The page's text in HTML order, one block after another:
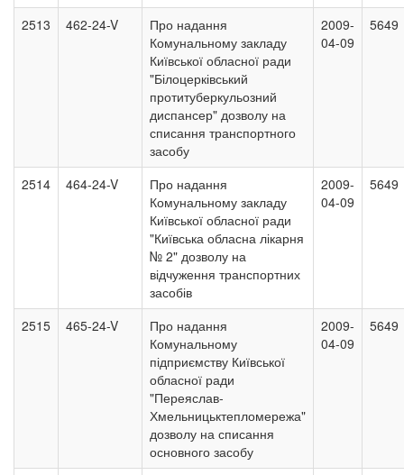
2513 462-24-V
Про надання
Комунальному закладу
Київської обласної ради
"Білоцерківський
протитуберкульозний
диспансер" дозволу на
списання транспортного
засобу
2009-
04-09
5649
2514 464-24-V
Про надання
Комунальному закладу
Київської обласної ради
"Київська обласна лікарня
№ 2" дозволу на
відчуження транспортних
засобів
2009-
04-09
5649
2515 465-24-V
Про надання
Комунальному
підприємству Київської
обласної ради
"Переяслав-
Хмельницьктепломережа"
дозволу на списання
основного засобу
2009-
04-09
5649